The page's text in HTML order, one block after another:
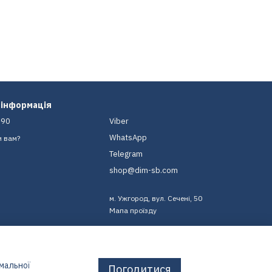
вам?
Viber
WhatsApp
Telegram
shop@dim-sb.com
м. Ужгород, вул. Сечені, 50
Мапа проїзду
Погодитися